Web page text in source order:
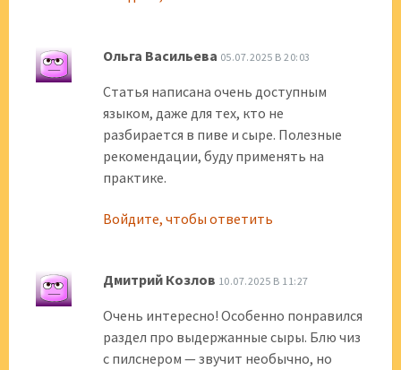
Ольга Васильева 05.07.2025 В 20:03
Статья написана очень доступным
языком, даже для тех, кто не
разбирается в пиве и сыре. Полезные
рекомендации, буду применять на
практике.
Войдите, чтобы ответить
Дмитрий Козлов 10.07.2025 В 11:27
Очень интересно! Особенно понравился
раздел про выдержанные сыры. Блю чиз
с пилснером — звучит необычно, но